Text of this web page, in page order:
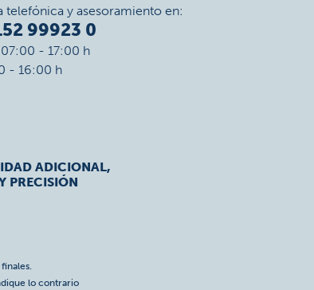
telefónica y asesoramiento en:
99923 0
- 17:00 h
- 16:00 h
ADICIONAL,
PRECISIÓN
lo contrario